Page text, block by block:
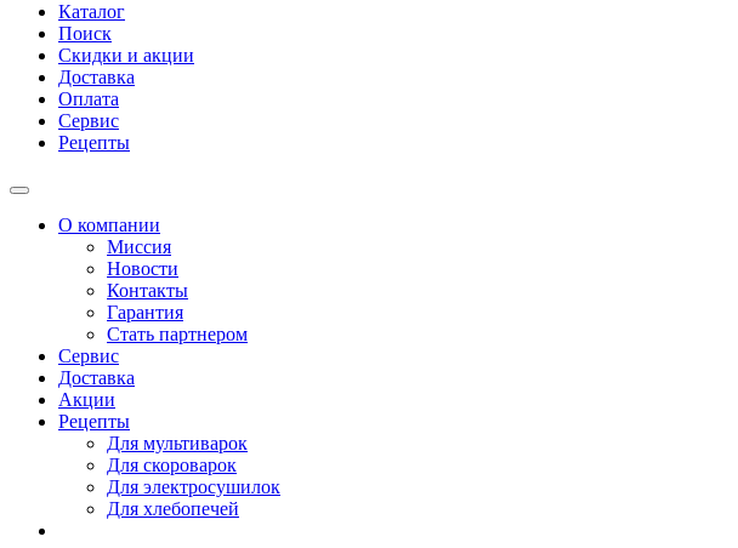
Каталог
Поиск
Скидки и акции
Доставка
Оплата
Сервис
Рецепты
О компании
Миссия
Новости
Контакты
Гарантия
Стать партнером
Сервис
Доставка
Акции
Рецепты
Для мультиварок
Для скороварок
Для электросушилок
Для хлебопечей